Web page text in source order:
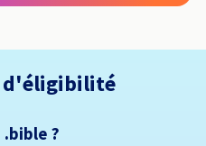
d'éligibilité
?